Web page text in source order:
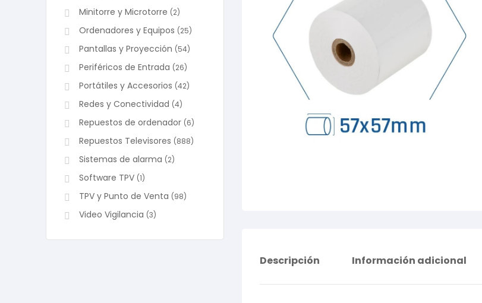
Descripción Información adicional
Minitorre y Microtorre (2)
Ordenadores y Equipos (25)
Pantallas y Proyección (54)
Periféricos de Entrada (26)
Portátiles y Accesorios (42)
Redes y Conectividad (4)
Repuestos de ordenador (6)
Repuestos Televisores (888)
Sistemas de alarma (2)
Software TPV (1)
TPV y Punto de Venta (98)
Video Vigilancia (3)